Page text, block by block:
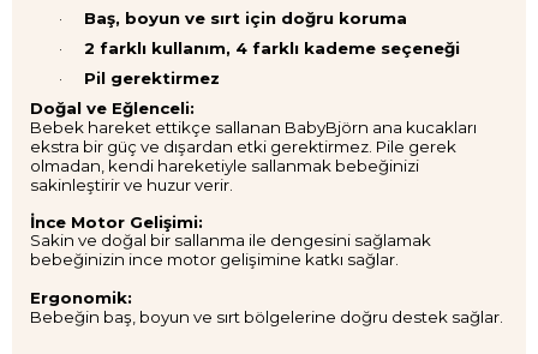
·
Baş, boyun ve sırt için doğru koruma
·
2 farklı kullanım, 4 farklı kademe seçeneği
·
Pil gerektirmez
Doğal ve Eğlenceli:
Bebek hareket ettikçe sallanan BabyBjörn ana kucakları
ekstra bir güç ve dışardan etki gerektirmez. Pile gerek
olmadan, kendi hareketiyle sallanmak bebeğinizi
sakinleştirir ve huzur verir.
İnce Motor Gelişimi:
Sakin ve doğal bir sallanma ile dengesini sağlamak
bebeğinizin ince motor gelişimine katkı sağlar.
Ergonomik:
Bebeğin baş, boyun ve sırt bölgelerine doğru destek sağlar.